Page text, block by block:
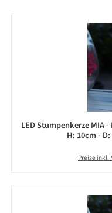
LED Stumpenkerze MIA
H: 10cm -
Preise inkl.